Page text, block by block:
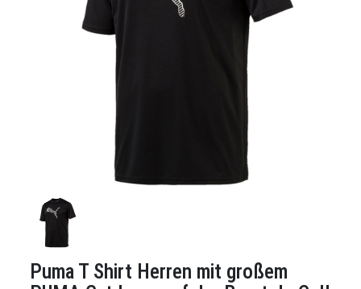
Puma T Shirt Herren mit großem